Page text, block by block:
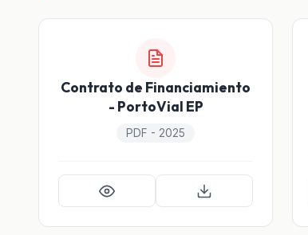
Contrato de Financiamiento
- PortoVial EP
PDF - 2025